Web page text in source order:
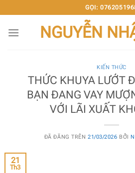
đến
nội
GỌI:
NGUYỄN
KIẾN THỨC
THỨC KHUYA LƯỚT
BẠN ĐANG VAY
VỚI LÃI XUẤT
ĐÃ ĐĂNG TRÊN 21/03/2026 BỞI
21
Th3